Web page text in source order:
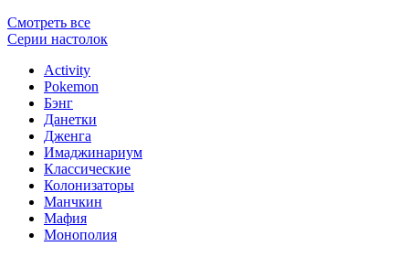
Смотреть все
Серии настолок
Activity
Pokemon
Бэнг
Данетки
Дженга
Имаджинариум
Классические
Колонизаторы
Манчкин
Мафия
Монополия